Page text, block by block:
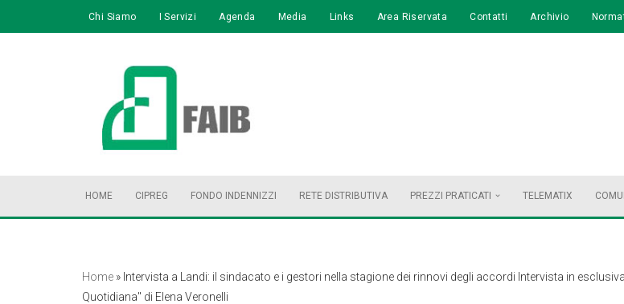
Chi Siamo I Servizi Agenda Media Links Area Riservata Contatti Archivio
HOME CIPREG FONDO INDENNIZZI RETE DISTRIBUTIVA PREZZI PRATICATI TELEMATIX
Home » Intervista a Landi: il sindacato e i gestori nella stagione dei rinnovi degli accordi Intervista in
Quotidiana" di Elena Veronelli